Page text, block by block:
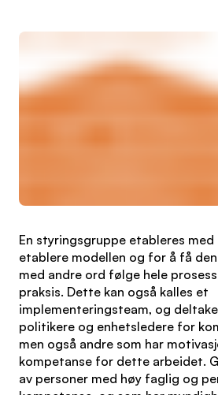
En styringsgruppe etableres med
etablere modellen og for å få
med andre ord følge hele
praksis. Dette kan også kalles et
implementeringsteam, og
politikere og enhetsledere for
men også andre som har
kompetanse for dette arbeidet.
av personer med høy faglig og